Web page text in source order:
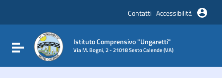
Vai al footer
Contatti Accessibilità
Attiva / disattiva la navigazione
Istituto Comprensivo "Ungaretti"
Via M. Bogni, 2 - 21018 Sesto Calende (VA)